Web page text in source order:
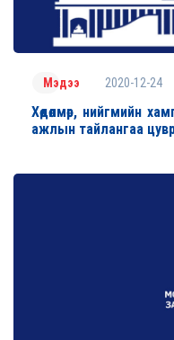
Мэдээ 2020-12-24
Хөдөлмөр, нийгмийн
ажлын тайлангаа